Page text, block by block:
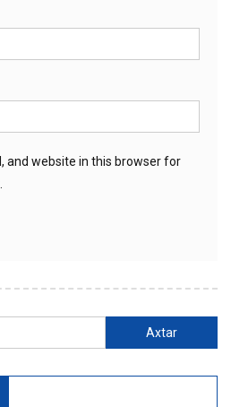
and website in this browser for